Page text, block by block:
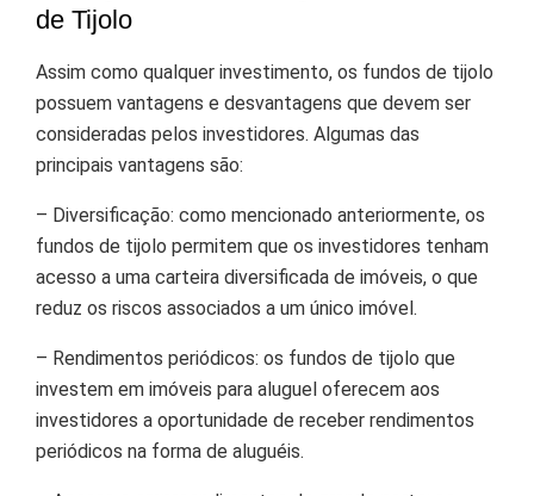
de Tijolo
Assim como qualquer investimento, os fundos de tijolo
possuem vantagens e desvantagens que devem ser
consideradas pelos investidores. Algumas das
principais vantagens são:
– Diversificação: como mencionado anteriormente, os
fundos de tijolo permitem que os investidores tenham
acesso a uma carteira diversificada de imóveis, o que
reduz os riscos associados a um único imóvel.
– Rendimentos periódicos: os fundos de tijolo que
investem em imóveis para aluguel oferecem aos
investidores a oportunidade de receber rendimentos
periódicos na forma de aluguéis.